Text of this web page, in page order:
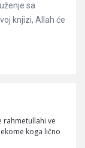
sa
knjizi, Allah će
rahmetullahi ve
koga lično